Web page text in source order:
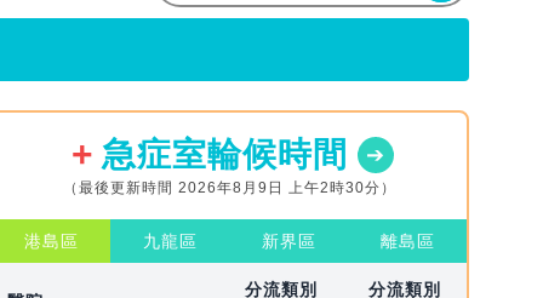
急症室輪候時間
（最後更新時間 2026年8月9日 上午2時30分）
港島區 九龍區 新界區 離島區
分流類別
分流類別